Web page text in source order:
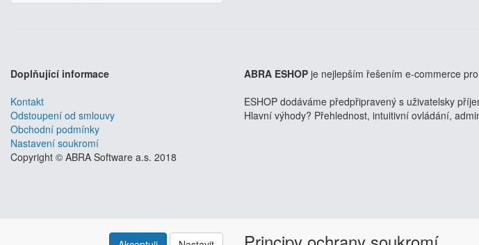
Doplňující informace
Kontakt
Odstoupení od smlouvy
Obchodní podmínky
Nastavení soukromí
ABRA ESHOP je nejlepším řešením e-commerce
ESHOP dodáváme předpřipravený s uživatelsky
Hlavní výhody? Přehlednost, intuitivní ovládání,
Copyright © ABRA Software a.s. 2018